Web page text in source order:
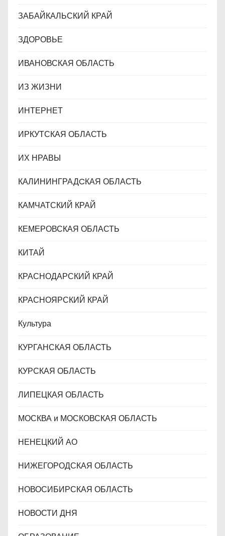
ЗАБАЙКАЛЬСКИЙ КРАЙ
ЗДОРОВЬЕ
ИВАНОВСКАЯ ОБЛАСТЬ
ИЗ ЖИЗНИ
ИНТЕРНЕТ
ИРКУТСКАЯ ОБЛАСТЬ
ИХ НРАВЫ
КАЛИНИНГРАДCКАЯ ОБЛАСТЬ
КАМЧАТСКИЙ КРАЙ
КЕМЕРОВСКАЯ ОБЛАСТЬ
КИТАЙ
КРАСНОДАРСКИЙ КРАЙ
КРАСНОЯРСКИЙ КРАЙ
Культура
КУРГАНСКАЯ ОБЛАСТЬ
КУРСКАЯ ОБЛАСТЬ
ЛИПЕЦКАЯ ОБЛАСТЬ
МОСКВА и МОСКОВСКАЯ ОБЛАСТЬ
НЕНЕЦКИЙ АО
НИЖЕГОРОДСКАЯ ОБЛАСТЬ
НОВОСИБИРСКАЯ ОБЛАСТЬ
НОВОСТИ ДНЯ